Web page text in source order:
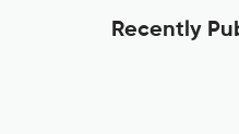
Recently